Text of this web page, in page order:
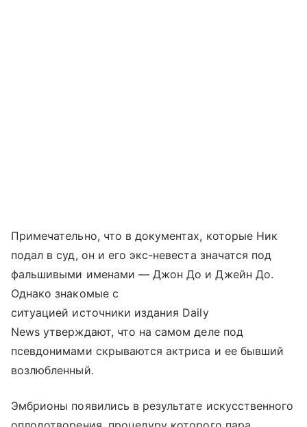
Примечательно, что в документах, которые Ник
подал в суд, он и его экс-невеста значатся под
фальшивыми именами — Джон До и Джейн До.
Однако знакомые с
ситуацией источники издания Daily
News утверждают, что на самом деле под
псевдонимами скрываются актриса и ее бывший
возлюбленный.
Эмбрионы появились в результате искусственного